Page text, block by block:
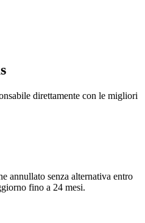
direttamente con le migliori
annullato senza alternativa entro
fino a 24 mesi.